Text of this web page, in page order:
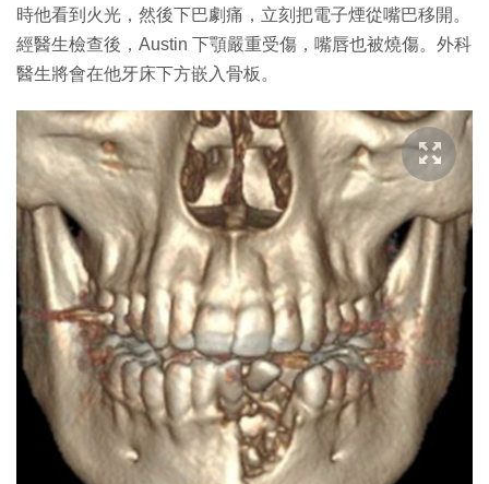
時他看到火光，然後下巴劇痛，立刻把電子煙從嘴巴移開。
經醫生檢查後，Austin 下顎嚴重受傷，嘴唇也被燒傷。外科
醫生將會在他牙床下方嵌入骨板。